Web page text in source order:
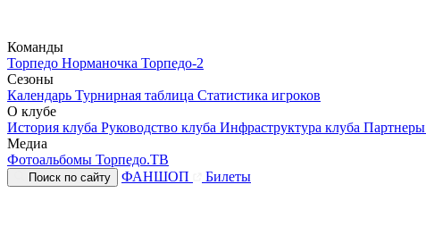
Команды
Торпедо Норманочка Торпедо-2
Сезоны
Календарь Турнирная таблица Статистика игроков
О клубе
История клуба Руководство клуба Инфраструктура клуба Партнеры
Медиа
Фотоальбомы Торпедо.ТВ
Поиск по сайту ФАНШОП Билеты